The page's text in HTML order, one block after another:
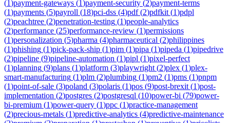
(1)payment-gateways (1)payment-security (2)payment-terms
(1)payments (5)payroll (18)pci-dss (4)pdf(2)pdfkit (1)pdpl
(2)peachtree (2)penetration-testing (1)people-analytics
(2)performance (25)performance-review (1)permissions
(1)personalization (5)pharma (4)pharmaceutical (2)philippines
(1)phishing (1)pick-pack-ship (1)pim (1)pipa (1)pipeda (1)pipedrive
(2)pipeline (9)pipeline-automation (1)pipl (1)pixel-perfect
(1)planning (9)plans (1)platform (3)playwright (2)plex (1)plex-
smart-manufacturing (1)plm (2)plumbing (1)pm2 (1)pms (1)pnpm
(1)point-of-sale (3)poland (3)polaris (1)pos (9)post-brexit (1)post-
implementation (2)postgres (2)postgresql (10)power-bi (79)power-
bi-premium (1)power-query (1)ppc (1)practice-management
(2)precious-metals (1)predictive-analytics (4)predictive-maintenance